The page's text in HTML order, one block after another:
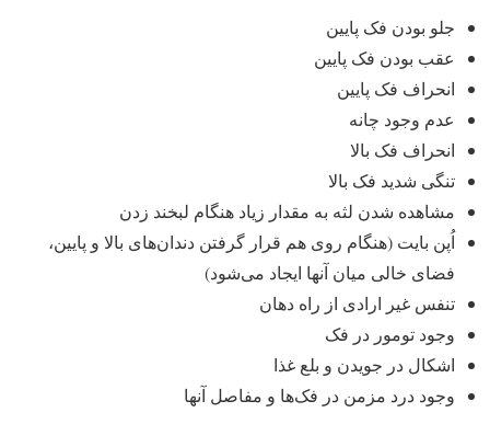
جلو بودن فک پایین
عقب بودن فک پایین
انحراف فک پایین
عدم وجود چانه
انحراف فک بالا
تنگی شدید فک بالا
مشاهده شدن لثه به مقدار زیاد هنگام لبخند زدن
اُپن بایت (هنگام روی هم قرار گرفتن دندان‌های بالا و پایین،
فضای خالی میان آنها ایجاد می‌شود)
تنفس غیر ارادی از راه دهان
وجود تومور در فک
اشکال در جویدن و بلع غذا
وجود درد مزمن در فک‌ها و مفاصل آنها